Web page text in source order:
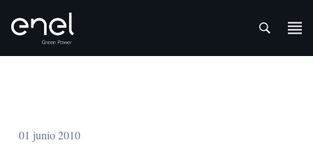
01 junio 2010